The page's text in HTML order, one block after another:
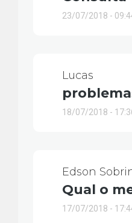
23/07/2018 -
Lucas
18/07/2018 -
Edson
Qual o
17/07/2018 -